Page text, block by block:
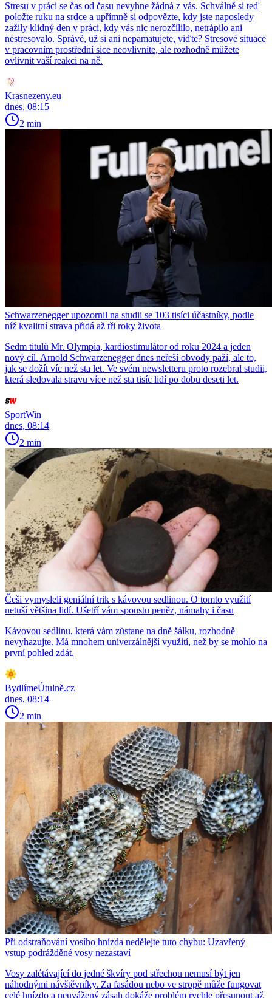
Stresu v práci se čas od času nevyhne žádná z vás. Schválně si teď
položte ruku na srdce a upřímně si odpovězte, kdy jste naposledy
zažily klidný den v práci, kdy vás nic nerozčílilo, netrápilo ani
nestresovalo. Správě, už si ani nepamatujete, viďte? Stresové situace
v pracovním prostřední sice neovlivníte, ale rozhodně můžete
ovlivnit vaší reakci na ně.
Krasnezeny.eu
dnes, 08:15
2 min
Schwarzenegger upozornil na studii se 103 tisíci účastníky, podle
níž kvalitní strava přidá až tři roky života
Sedm titulů Mr. Olympia, kardiostimulátor od roku 2024 a jeden
nový cíl. Arnold Schwarzenegger dnes neřeší obvody paží, ale to,
jak se dožít víc než sta let. Ve svém newsletteru proto rozebral studii,
která sledovala stravu více než sta tisíc lidí po dobu deseti let.
SportWin
dnes, 08:14
2 min
Češi vymysleli geniální trik s kávovou sedlinou. O tomto využití
netuší většina lidí. Ušetří vám spoustu peněz, námahy i času
Kávovou sedlinu, která vám zůstane na dně šálku, rozhodně
nevyhazujte. Má mnohem univerzálnější využití, než by se mohlo na
první pohled zdát.
BydlímeÚtulně.cz
dnes, 08:14
2 min
Při odstraňování vosího hnízda nedělejte tuto chybu: Uzavřený
vstup podrážděné vosy nezastaví
Vosy zalétávající do jedné škvíry pod střechou nemusí být jen
náhodnými návštěvníky. Za fasádou nebo ve stropě může fungovat
celé hnízdo a neuvážený zásah dokáže problém rychle přesunout až